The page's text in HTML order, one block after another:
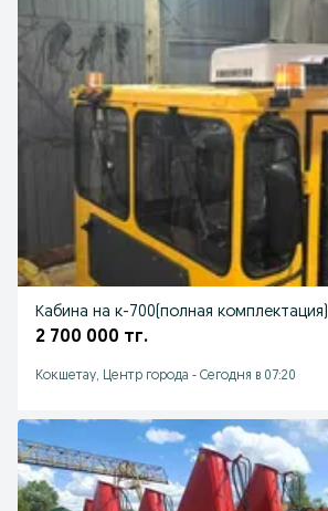
Кабина на к-700(полная комплектация)
2 700 000 тг.
Кокшетау, Центр города - Сегодня в 07:20